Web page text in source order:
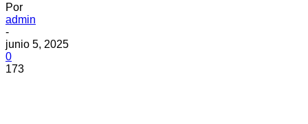
Por
admin
-
junio 5, 2025
0
173